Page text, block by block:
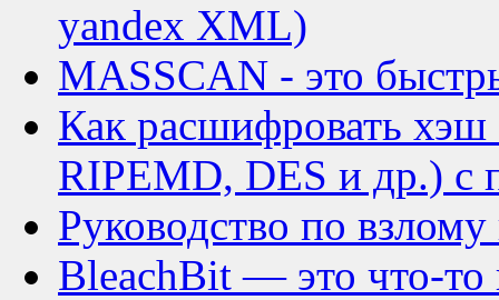
yandex XML)
MASSCAN - это
Как расшифровать
RIPEMD, DES и др.)
Руководство по
BleachBit — это что-